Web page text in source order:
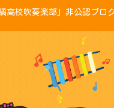
橘高校吹奏楽部」非公認